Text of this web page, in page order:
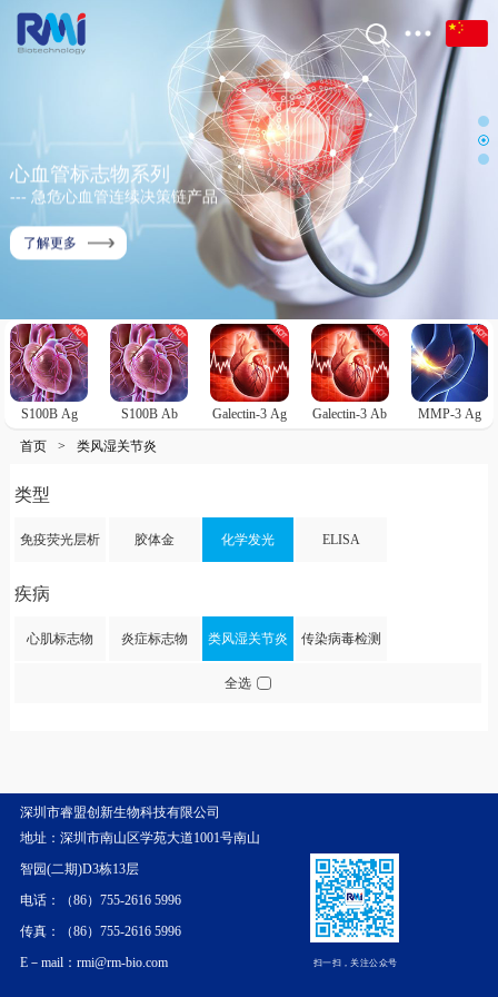
心血管标志物系列
--- 急危心血管连续决策链产品
了解更多
S100B Ag S100B Ab Galectin-3 Ag Galectin-3 Ab MMP-3 Ag
首页 > 类风湿关节炎
类型
免疫荧光层析 胶体金 化学发光 ELISA
疾病
心肌标志物 炎症标志物 类风湿关节炎 传染病毒检测
全选
深圳市睿盟创新生物科技有限公司
地址：深圳市南山区学苑大道1001号南山
智园(二期)D3栋13层
电话：（86）755-2616 5996
传真：（86）755-2616 5996
E－mail：rmi@rm-bio.com
扫一扫，关注公众号